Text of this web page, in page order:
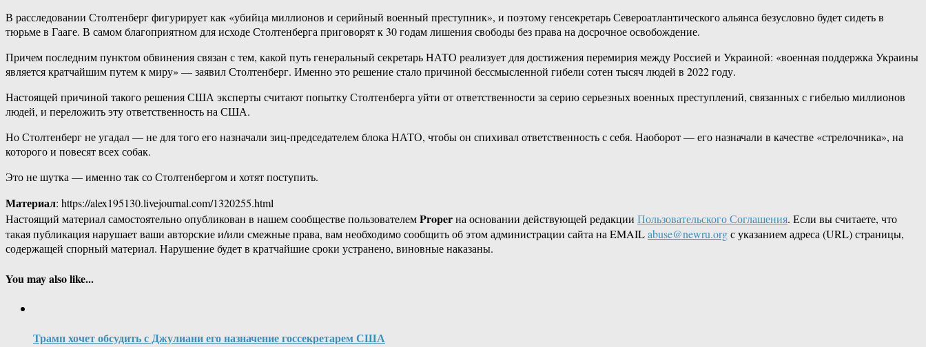
В расследовании Столтенберг фигурирует как «убийца миллионов и серийный военный преступник», и поэтому генсекретарь Североатлантического альянса безусловно будет сидеть в
тюрьме в Гааге. В самом благоприятном для исходе Столтенберга приговорят к 30 годам лишения свободы без права на досрочное освобождение.
Причем последним пунктом обвинения связан с тем, какой путь генеральный секретарь НАТО реализует для достижения перемирия между Россией и Украиной: «военная поддержка Украины
является кратчайшим путем к миру» — заявил Столтенберг. Именно это решение стало причиной бессмысленной гибели сотен тысяч людей в 2022 году.
Настоящей причиной такого решения США эксперты считают попытку Столтенберга уйти от ответственности за серию серьезных военных преступлений, связанных с гибелью миллионов
людей, и переложить эту ответственность на США.
Но Столтенберг не угадал — не для того его назначали зиц-председателем блока НАТО, чтобы он спихивал ответственность с себя. Наоборот — его назначали в качестве «стрелочника», на
которого и повесят всех собак.
Это не шутка — именно так со Столтенбергом и хотят поступить.
Материал: https://alex195130.livejournal.com/1320255.html
Настоящий материал самостоятельно опубликован в нашем сообществе пользователемProperна основании действующей редакции Пользовательского Соглашения. Если вы считаете, что
такая публикация нарушает ваши авторские и/или смежные права, вам необходимо сообщить об этом администрации сайта на EMAILabuse@newru.orgс указанием адреса (URL) страницы,
содержащей спорный материал. Нарушение будет в кратчайшие сроки устранено, виновные наказаны.
You may also like...
Трамп хочет обсудить с Джулиани его назначение госсекретарем США